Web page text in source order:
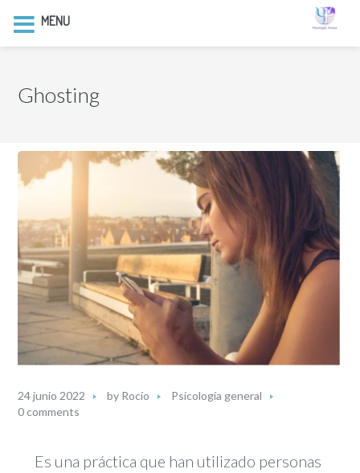
Ghosting
24 junio 2022 by Rocío
Psicología general
0 comments
Es una práctica que han utilizado personas
MENU